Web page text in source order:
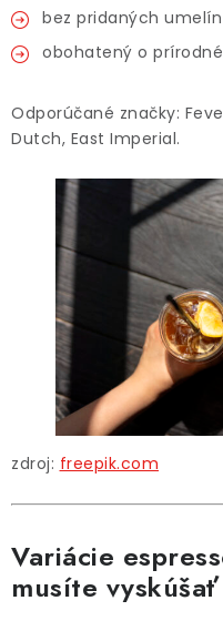
bez pridaných umelín
obohatený o
Odporúčané značky:
Dutch, East Imperial.
zdroj: freepik.com
Variácie
musíte vyskúšať